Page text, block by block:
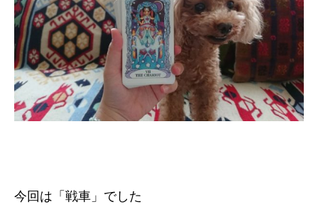
今回は「戦車」でした